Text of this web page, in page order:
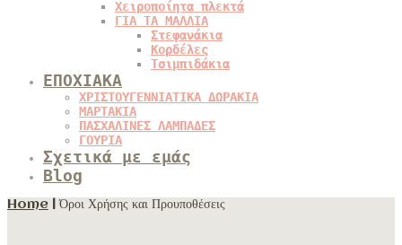
Χειροποίητα πλεκτά
ΓΙΑ ΤΑ ΜΑΛΛΙΑ
Στεφανάκια
Κορδέλες
Τσιμπιδάκια
ΕΠΟΧΙΑΚΑ
ΧΡΙΣΤΟΥΓΕΝΝΙΑΤΙΚΑ ΔΩΡΑΚΙΑ
ΜΑΡΤΑΚΙΑ
ΠΑΣΧΑΛΙΝΕΣ ΛΑΜΠΑΔΕΣ
ΓΟΥΡΙΑ
Σχετικά με εμάς
Blog
Home |Όροι Χρήσης και Προυποθέσεις